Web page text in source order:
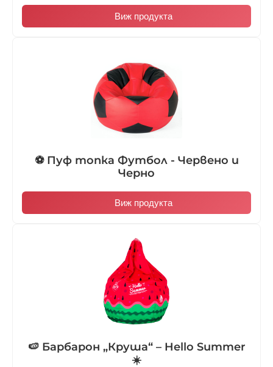
Виж продукта
⚽ Пуф топка Футбол - Червено и
Черно
Виж продукта
🍉 Барбарон „Круша“ – Hello Summer
☀️